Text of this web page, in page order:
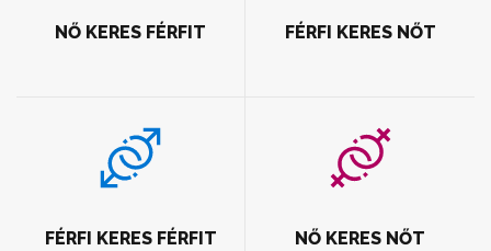
NŐ KERES FÉRFIT FÉRFI KERES NŐT
FÉRFI KERES FÉRFIT NŐ KERES NŐT